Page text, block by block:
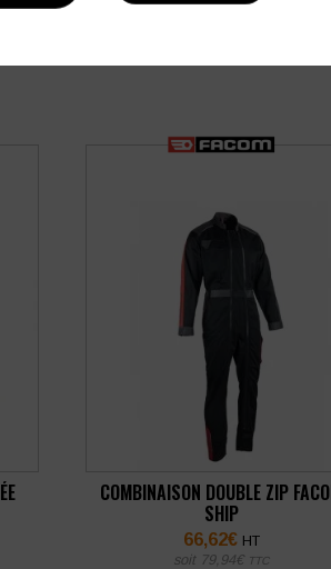
COMBINAISON DOUBLE ZIP
SHIP
66,62€ HT
soit 79,94€ TTC